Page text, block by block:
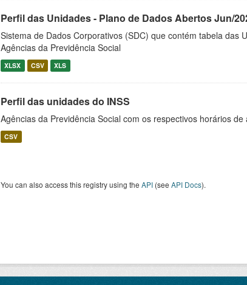
Perfil das Unidades - Plano de Dados Abertos Jun/
Sistema de Dados Corporativos (SDC) que contém tabela das
Agências da Previdência Social
XLSX CSV XLS
Perfil das unidades do INSS
Agências da Previdência Social com os respectivos horários
CSV
You can also access this registry using the API (see API Docs).